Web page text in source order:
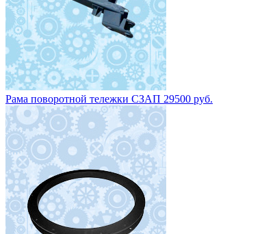
Рама поворотной тележки СЗАП 29500 руб.